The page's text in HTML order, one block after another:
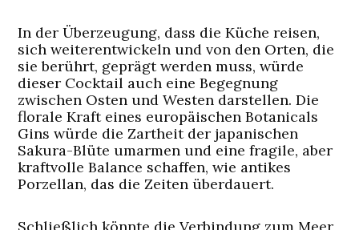
In der Überzeugung, dass die Küche reisen,
sich weiterentwickeln und von den Orten, die
sie berührt, geprägt werden muss, würde
dieser Cocktail auch eine Begegnung
zwischen Osten und Westen darstellen. Die
florale Kraft eines europäischen Botanicals
Gins würde die Zartheit der japanischen
Sakura-Blüte umarmen und eine fragile, aber
kraftvolle Balance schaffen, wie antikes
Porzellan, das die Zeiten überdauert.
Schließlich könnte die Verbindung zum Meer,